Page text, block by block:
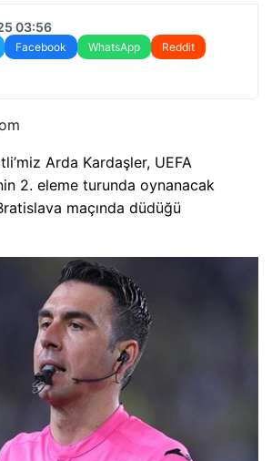
03:56
Facebook WhatsApp
Reddit
Arda Kardaşler, UEFA
2. eleme turunda oynanacak
maçında düdüğü